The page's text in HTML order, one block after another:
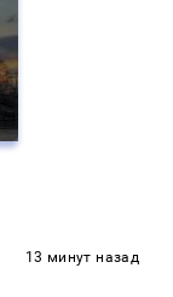
13 минут назад